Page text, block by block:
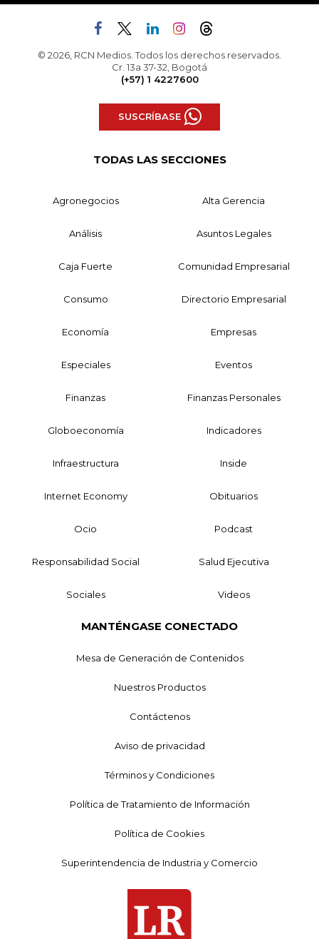
© 2026, RCN Medios. Todos los derechos reservados.
Cr. 13a 37-32, Bogotá
(+57) 1 4227600
SUSCRÍBASE
TODAS LAS SECCIONES
Agronegocios Alta Gerencia
Análisis Asuntos Legales
Caja Fuerte Comunidad Empresarial
Consumo Directorio Empresarial
Economía Empresas
Especiales Eventos
Finanzas Finanzas Personales
Globoeconomía Indicadores
Infraestructura Inside
Internet Economy Obituarios
Ocio Podcast
Responsabilidad Social Salud Ejecutiva
Sociales Videos
MANTÉNGASE CONECTADO
Mesa de Generación de Contenidos
Nuestros Productos
Contáctenos
Aviso de privacidad
Términos y Condiciones
Política de Tratamiento de Información
Política de Cookies
Superintendencia de Industria y Comercio